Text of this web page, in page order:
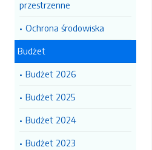
przestrzenne
Ochrona środowiska
Budżet
Budżet 2026
Budżet 2025
Budżet 2024
Budżet 2023